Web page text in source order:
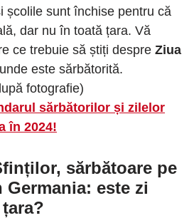
școlile sunt închise pentru că
dar nu în toată țara. Vă
ce trebuie să știți despre Ziua
este sărbătorită.
fotografie)
sărbătorilor și zilelor
în 2024!
sărbătoare pe
este zi